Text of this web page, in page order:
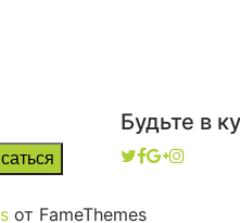
Будьте в
от FameThemes